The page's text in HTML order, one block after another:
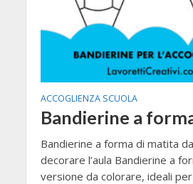
ACCOGLIENZA SCUOLA
Bandierine a
Bandierine a forma di matita
decorare l’aula Bandierine a
versione da colorare, ideali per